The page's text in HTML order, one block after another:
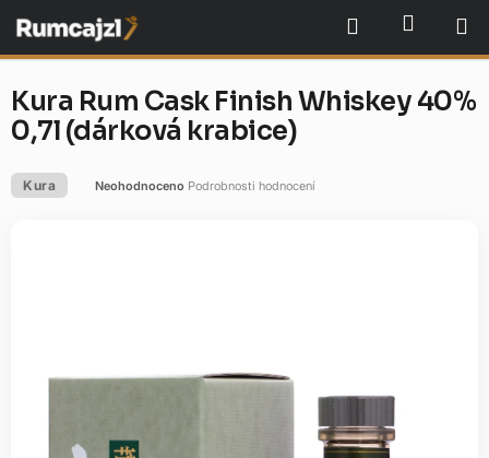
na
obsah
Hledat
Kura Rum Cask Finish Whiskey 40%
0,7l (dárková krabice)
Kura
5
Neohodnoceno Podrobnosti hodnocení